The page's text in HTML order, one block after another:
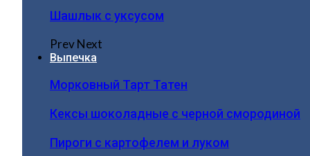
Шашлык с уксусом
PrevNext
Выпечка
Морковный Тарт Татен
Кексы шоколадные с черной смородиной
Пироги c картофелем и луком